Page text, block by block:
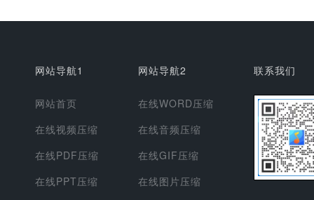
网站导航1
网站首页
在线视频压缩
在线PDF压缩
在线PPT压缩
网站导航2
在线WORD压缩
在线音频压缩
在线GIF压缩
在线图片压缩
联系我们